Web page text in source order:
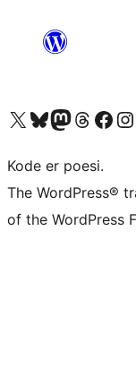
Besøk vår konto på X Visit our Bluesky account
Besøk vår Mastodon-konto
Visit our Threads
Besøk vår Facebook-side
Besøk
Kode er poesi.
The WordPress®
of the WordPress